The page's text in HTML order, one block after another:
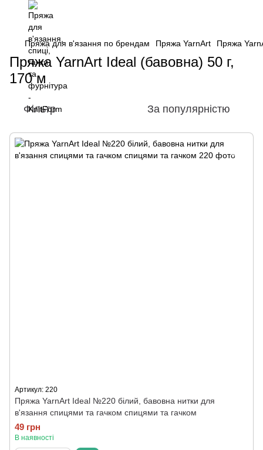
Пряжа для в'язання по брендам Пряжа YarnArt Пряжа
Пряжа YarnArt Ideal (бавовна) 50 г,
170 м
Фільтр За популярністю
Артикул: 220
Пряжа YarnArt Ideal №220 білий, бавовна нитки для
в'язання спицями та гачком спицями та гачком
49 грн
В наявності